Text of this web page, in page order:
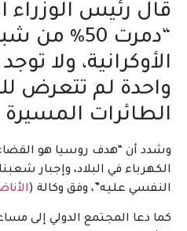
قال رئيس الوزراء
“دمرت 50٪
الأوكرانية، ولا
واحدة لم تتعرض
الطائرات المسيرة
وشدد أن “هدف روسيا هو
الكهرباء في البلاد، وإجبار
النفسي عليه”، وفق وكالة (
كما دعا المجتمع الدولي إلى